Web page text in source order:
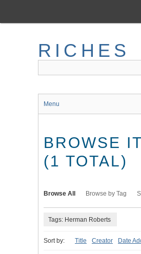
main
RICHES
Menu
BROWSE
(1 TOTAL)
Browse All Browse by Tag
Tags: Herman Roberts
Sort by: Title Creator Date